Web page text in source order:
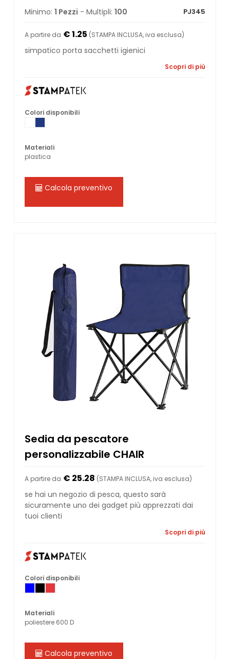
Minimo: 1 Pezzi - Multipli: 100 PJ345
A partire da € 1.25 (STAMPA INCLUSA, iva esclusa)
simpatico porta sacchetti igienici
Scopri di più
Colori disponibili
Materiali
plastica
Calcola preventivo
Sedia da pescatore
personalizzabile CHAIR
A partire da € 25.28 (STAMPA INCLUSA, iva esclusa)
se hai un negozio di pesca, questo sarà
sicuramente uno dei gadget più apprezzati dai
tuoi clienti
Scopri di più
Colori disponibili
Materiali
poliestere 600 D
Calcola preventivo